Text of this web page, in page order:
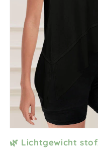
🌿 Lichtgewicht